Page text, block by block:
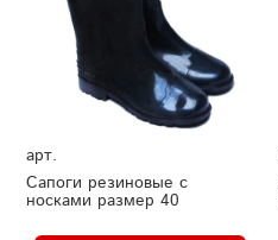
арт.
Сапоги резиновые с
носками размер 40